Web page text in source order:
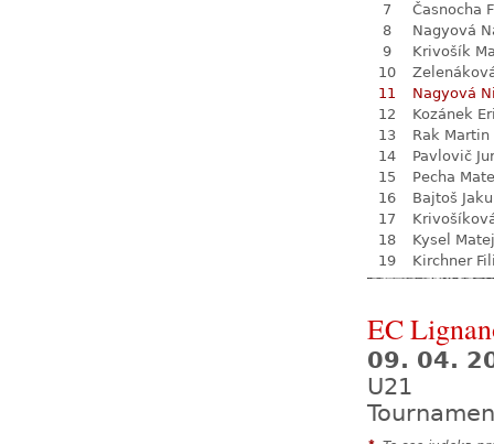
7
Časnocha
8
Nagyová
9
Krivošík
10
11
Nagyová
12
Kozánek
13
Rak Martin
14
Pavlovič
15
Pecha
16
Bajtoš
17
18
Kysel Matej
19
Kirchner
EC
09. 04.
U21